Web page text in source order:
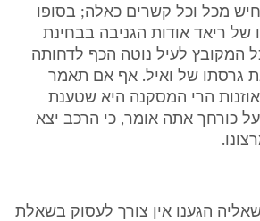
מכל וכל קשרים כאלה; בסופו
של ריאד אודות הגניבה בבחינת
המקובץ לעיל נוטה הכף לדחותה
גרסתו של ואיל. אף אם תאמר
הרי המסקנה היא שטענת
כורחך אתה אומר, כי הרכב יצא
שאליה הגענו אין צורך לעסוק בשאלת